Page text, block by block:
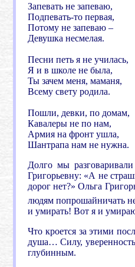
Запевать не запеваю,
Подпевать-то первая,
Потому не запеваю –
Девушка несмелая.
Песни петь я не училась,
Я и в школе не была,
Ты зачем меня, маманя,
Всему свету родила.
Пошли, девки, по домам,
Кавалеры не по нам,
Армия на фронт ушла,
Шантрапа нам не нужна.
Долго мы
Григорьевну: «А не
дорог нет?» Ольга
людям попрошайничать
и умирать! Вот я и
Что кроется за этими
душа… Силу,
глубинным.